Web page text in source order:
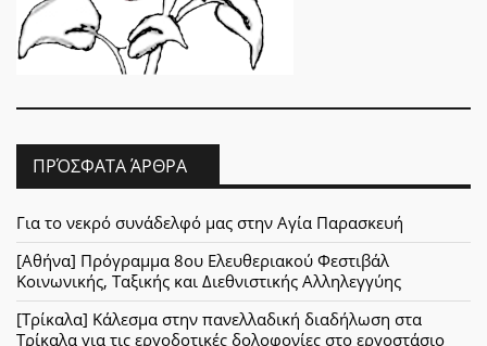
ΠΡΌΣΦΑΤΑ ΆΡΘΡΑ
Για το νεκρό συνάδελφό μας στην Αγία Παρασκευή
[Αθήνα] Πρόγραμμα 8ου Ελευθεριακού Φεστιβάλ
Κοινωνικής, Ταξικής και Διεθνιστικής Αλληλεγγύης
[Τρίκαλα] Κάλεσμα στην πανελλαδική διαδήλωση στα
Τρίκαλα για τις εργοδοτικές δολοφονίες στο εργοστάσιο